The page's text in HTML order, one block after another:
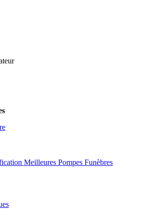
Meilleures Pompes Funèbres